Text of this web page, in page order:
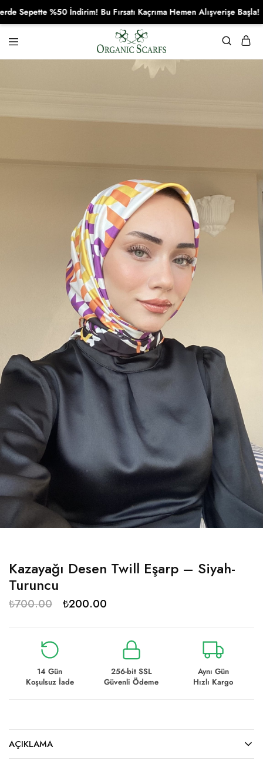
Organikscarf
Kazayağı Desen Twill Eşarp – Siyah-
Turuncu
₺700.00 ₺200.00
14 Gün
Koşulsuz İade
256-bit SSL
Güvenli Ödeme
Aynı Gün
Hızlı Kargo
AÇIKLAMA
%50 İndirim! Bu Fırsatı Kaçrıma Hemen Alışverişe Başla!